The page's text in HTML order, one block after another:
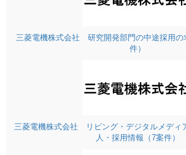
三菱電機株式会社 研究開発部門の中途採用の
件）
三菱電機株式会社 リビング・デジタルメディ
人・採用情報（7案件）